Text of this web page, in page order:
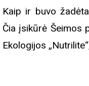
Kaip ir buvo
Čia įsikūrė Šeimos
Ekologijos